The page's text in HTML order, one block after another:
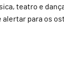
teatro e
para os